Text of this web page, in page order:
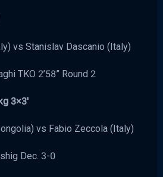
vs Stanislav Dascanio (Italy)
TKO 2’58” Round 2
3×3′
vs Fabio Zeccola (Italy)
Dec. 3-0